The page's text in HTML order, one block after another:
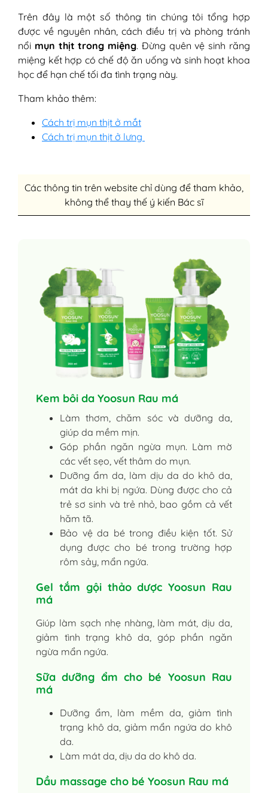
Trên đây là một số thông tin chúng tôi tổng hợp
được về nguyên nhân, cách điều trị và phòng tránh
nổi mụn thịt trong miệng. Đừng quên vệ sinh răng
miệng kết hợp có chế độ ăn uống và sinh hoạt khoa
học để hạn chế tối đa tình trạng này.
Tham khảo thêm:
Cách trị mụn thịt ở mắt
Cách trị mụn thịt ở lưng
Các thông tin trên website chỉ dùng để tham khảo,
không thể thay thế ý kiến Bác sĩ
Kem bôi da Yoosun Rau má
Làm thơm, chăm sóc và dưỡng da,
giúp da mềm mịn.
Góp phần ngăn ngừa mụn. Làm mờ
các vết sẹo, vết thâm do mụn.
Dưỡng ẩm da, làm dịu da do khô da,
mát da khi bị ngứa. Dùng được cho cả
trẻ sơ sinh và trẻ nhỏ, bao gồm cả vết
hăm tã.
Bảo vệ da bé trong điều kiện tốt. Sử
dụng được cho bé trong trường hợp
rôm sảy, mẩn ngứa.
Gel tắm gội thảo dược Yoosun Rau
má
Giúp làm sạch nhẹ nhàng, làm mát, dịu da,
giảm tình trạng khô da, góp phần ngăn
ngừa mẩn ngứa.
Sữa dưỡng ẩm cho bé Yoosun Rau
má
Dưỡng ẩm, làm mềm da, giảm tình
trạng khô da, giảm mẩn ngứa do khô
da.
Làm mát da, dịu da do khô da.
Dầu massage cho bé Yoosun Rau má